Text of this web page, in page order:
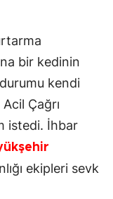
bir kedinin
durumu kendi
Çağrı
istedi. İhbar
ekipleri sevk